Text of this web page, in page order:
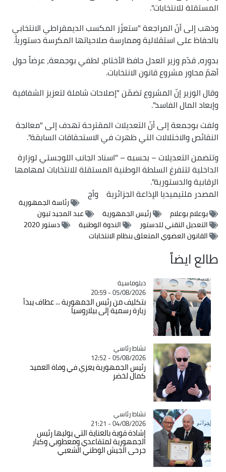
المستقلة للانتخابات".
وذهب إلى أنّ المراجعة "ستعزّز المكسب الديمقراطي الانتخابي
بالحفاظ على استقلالية وممارسة صلاحياتها المكرسة دستورياً.
بدوره، قدّم وزير العدل حافظ الأختام، لطفي بوجمعة، عرضاً حول
أهمّ محاور مشروع قانون الانتخابات.
وقال الوزير إنّ المشروع تضمّن "إصلاحات شاملة لتعزيز الشفافية
وإبعاد المال الفاسد".
ولفت بوجمعة إلى أنّ التعديلات المقترحة تهدف إلى "معالجة
النقائص والاختلالات التي ظهرت في الاستحقاقات السابقة".
وتتضمن التعديلات – بحسبه – "اسناد الجانب اللوجستي لوزارة
الداخلية لتتفرغ السلطة الوطنية المستقلة للانتخابات لمهامها
الرقابية والدستورية".
المصدرملتيميديا الإذاعة الجزائرية وأج
رئاسة الجمهورية
بوعلام بوعلام
رئيس الجمهورية
عبد المجيد تبون
التعديل التقني للدستور
الندوة الوطنية
دستور 2020
القانون العضوي المتعلق بنظام الانتخابات
طالع ايضاً
Catégorie
دبلوماسية
05/08/2026 - 20:59
بتكليف من رئيس الجمهورية ... عطاف يبدأ
زيارة رسمية إلى بيلاروسيا
Catégorie
نشاط رئاسي
05/08/2026 - 12:52
رئيس الجمهورية يعزي في وفاة العميد
كمال لخضر
Catégorie
نشاط رئاسي
04/08/2026 - 21:21
إشادة قوية بالعناية التي يوليها رئيس
الجمهورية لمتقاعدي ومعطوبي وكبار
جرحى الجيش الوطني الشعبي